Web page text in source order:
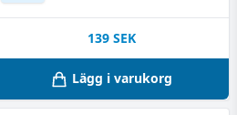
139 SEK
Lägg i varukorg